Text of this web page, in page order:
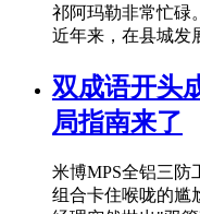
祁阿玛勒非常忙碌
近年来，在县城发
双成语开头
局指南来了
米博MPS全铝三防
组合卡住喉咙的尴